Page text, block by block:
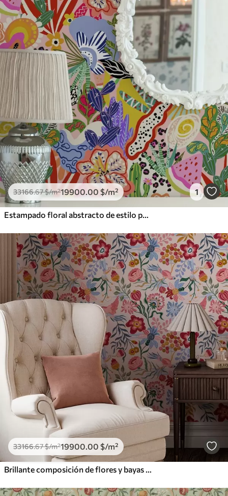
33166.67$/m²19900.00 $/m² 1
Estampado floral abstracto de estilo pop art
33166.67$/m²19900.00 $/m²
Brillante composición de flores y bayas con loros